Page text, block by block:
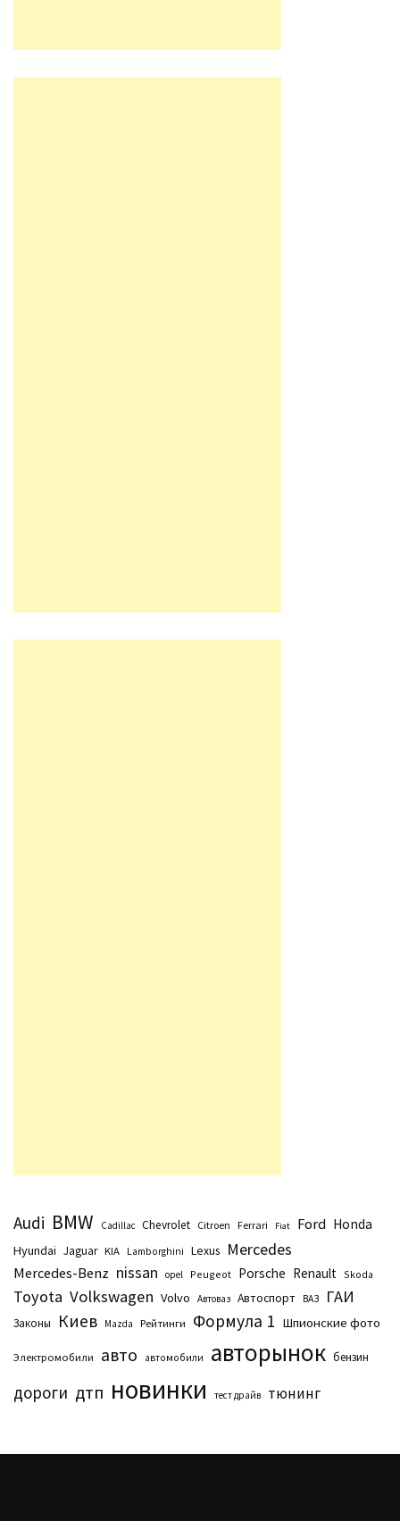
Audi BMW Cadillac Chevrolet Citroen Ferrari Fiat Ford Honda
Hyundai Jaguar KIA Lamborghini Lexus Mercedes
Mercedes-Benz nissan opel Peugeot Porsche Renault Skoda
Toyota Volkswagen Volvo Автоваз Автоспорт ВАЗ ГАИ
Законы Киев Маzda Рейтинги Формула 1 Шпионские фото
Электромобили авто автомобили авторынок бензин
дороги дтп новинки тест драйв тюнинг